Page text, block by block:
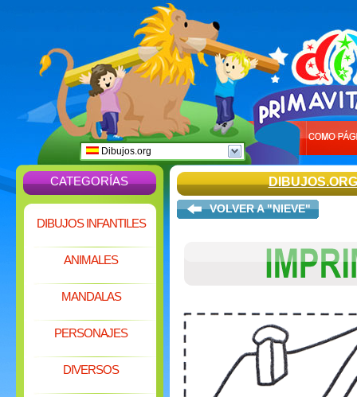
Dibujos.org
CATEGORÍAS
DIBUJOS INFANTILES
ANIMALES
MANDALAS
PERSONAJES
DIVERSOS
DIBUJOS.ORG
VOLVER A "NIEVE"